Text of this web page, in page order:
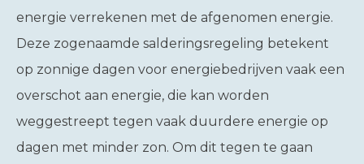
energie verrekenen met de afgenomen energie.
Deze zogenaamde salderingsregeling betekent
op zonnige dagen voor energiebedrijven vaak een
overschot aan energie, die kan worden
weggestreept tegen vaak duurdere energie op
dagen met minder zon. Om dit tegen te gaan